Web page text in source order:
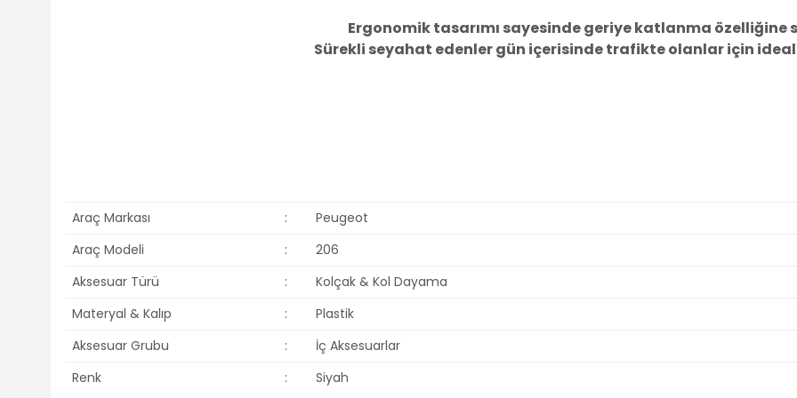
Ergonomik tasarımı sayesinde geriye katlanma özelliğine
Sürekli seyahat edenler gün içerisinde trafikte olanlar için
Araç Markası :
Peugeot
Araç Modeli
:
206
Aksesuar Türü
:
Kolçak & Kol Dayama
Materyal & Kalıp
:
Plastik
Aksesuar Grubu
:
İç Aksesuarlar
Renk
: Siyah